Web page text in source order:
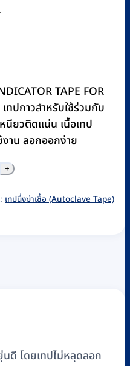
TAPE FOR
ปกาวสำหรับใช้ร่วมกับ
นียวติดแน่น เนื้อเทป
าน ลอกออกง่าย
เทปนึ่งฆ่าเชื้อ (Autoclave Tape)
ดี โดยเทปไม่หลุดลอก